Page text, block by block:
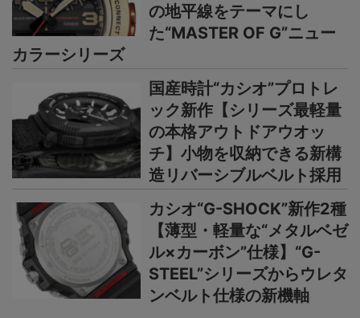
の地平線をテーマにし
た“MASTER OF G”ニュー
カラーシリーズ
国産時計“カシオ”プロトレ
ック新作【シリーズ最軽量
の本格アウトドアウオッ
チ】小物を収納できる新構
造リバーシブルベルト採用
カシオ“G-SHOCK”新作2種
【薄型・軽量な“メタルベゼ
ル×カーボン”仕様】“G-
STEEL”シリーズからウレタ
ンベルト仕様の新機軸